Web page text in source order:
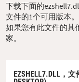
下载下面的
文件的1个可用版本。
如果您有此文件的其
家。
EZSHELL7.DLL， 文